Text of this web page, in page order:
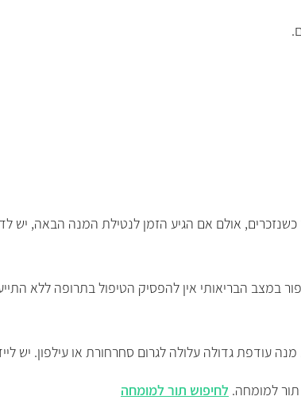
כשנזכרים, אולם אם הגיע הזמן לנטילת המנה הבאה,
במצב הבריאותי אין להפסיק הטיפול בתרופה ללא
עודפת גדולה עלולה לגרום סחרחורת או עילפון. יש
תור למומחה. לחיפוש תור למומחה